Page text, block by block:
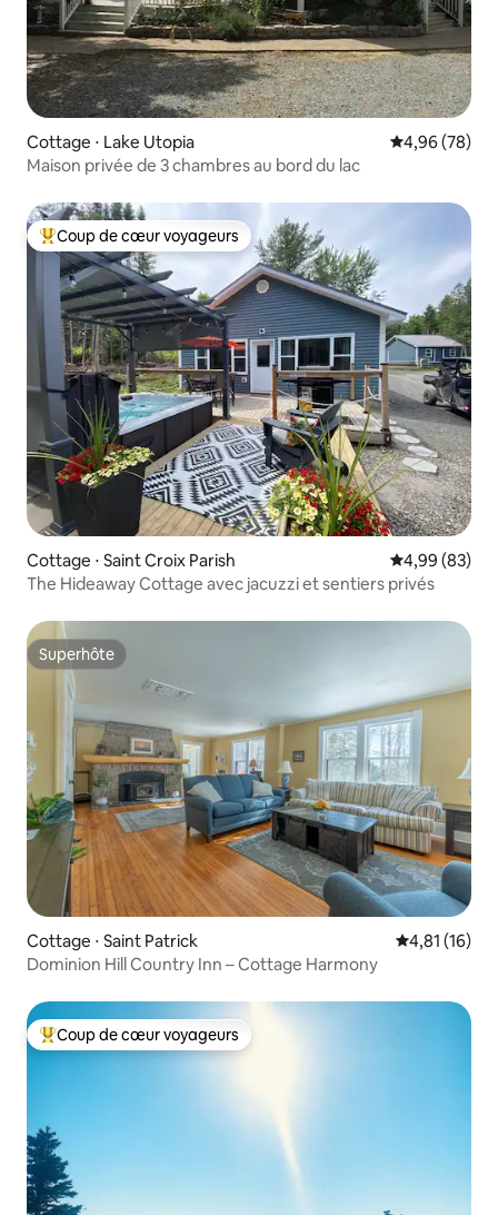
Cottage ⋅ Lake Utopia Évaluation
4,96 (78)
Maison privée de 3 chambres au bord du lac
Coups de cœur voyageurs les plus appréciés
Coup de cœur voyageurs
Cottage ⋅ Saint Croix Parish Évaluation
4,99 (83)
The Hideaway Cottage avec jacuzzi et sentiers privés
Superhôte
Superhôte
Cottage ⋅ Saint Patrick Évaluation
4,81 (16)
Dominion Hill Country Inn – Cottage Harmony
Coups de cœur voyageurs les plus appréciés
Coup de cœur voyageurs